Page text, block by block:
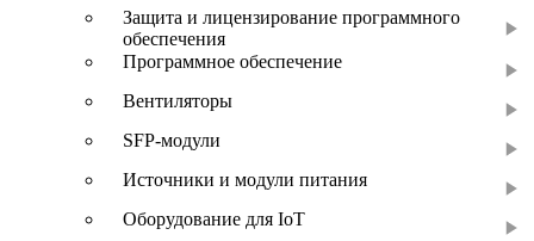
Защита и лицензирование программного
обеспечения
Программное обеспечение
Вентиляторы
SFP-модули
Источники и модули питания
Оборудование для IoT